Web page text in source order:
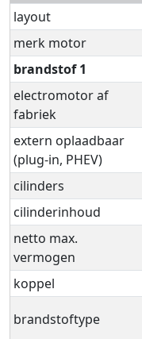
layout
merk motor
brandstof 1
electromotor af
fabriek
extern oplaadbaar
(plug-in, PHEV)
cilinders
cilinderinhoud
netto max.
vermogen
koppel
brandstoftype